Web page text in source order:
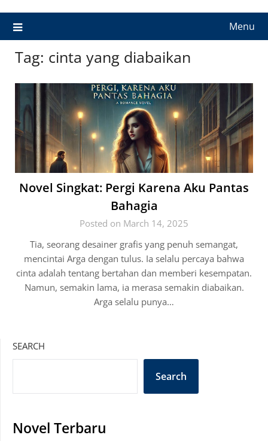
Menu
Tag: cinta yang diabaikan
Novel Singkat: Pergi Karena Aku Pantas
Bahagia
Posted on March 14, 2025
Tia, seorang desainer grafis yang penuh semangat,
mencintai Arga dengan tulus. Ia selalu percaya bahwa
cinta adalah tentang bertahan dan memberi kesempatan.
Namun, semakin lama, ia merasa semakin diabaikan.
Arga selalu punya…
SEARCH
Search
Novel Terbaru